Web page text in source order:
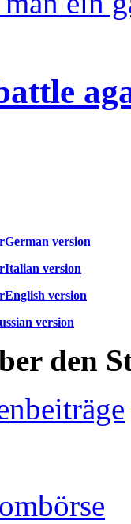
German version
Italian version
English version
version
den